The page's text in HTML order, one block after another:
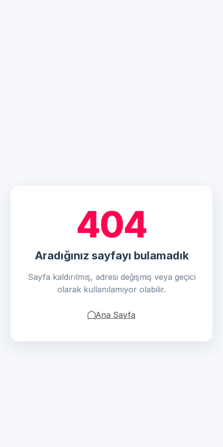
404
Aradığınız sayfayı bulamadık
Sayfa kaldırılmış, adresi değişmiş veya geçici
olarak kullanılamıyor olabilir.
Ana Sayfa